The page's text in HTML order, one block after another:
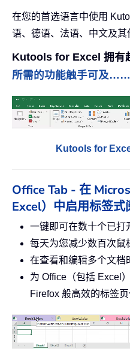
在您的首选语言中使用
语、德语、法语、中文及其
Kutools for Excel 拥有
所需的功能触手可及……
Kutools for
Office Tab - 在
Excel）中启用标签式
一键即可在数十个已打
每天为您减少数百次鼠
在查看和编辑多个文档
为 Office（包括 Excel
Firefox 般高效的标签页